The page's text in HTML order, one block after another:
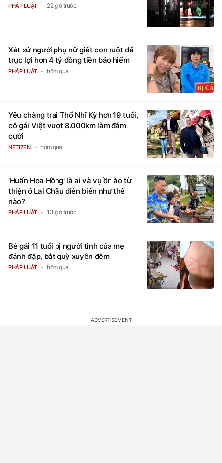
PHÁP LUẬT 22 giờ trước
Xét xử người phụ nữ giết con ruột để
trục lợi hơn 4 tỷ đồng tiền bảo hiểm
PHÁP LUẬT hôm qua
Yêu chàng trai Thổ Nhĩ Kỳ hơn 19 tuổi,
cô gái Việt vượt 8.000km làm đám
cưới
NETIZEN hôm qua
'Huấn Hoa Hồng' là ai và vụ ồn ào từ
thiện ở Lai Châu diễn biến như thế
nào?
PHÁP LUẬT 13 giờ trước
Bé gái 11 tuổi bị người tình của mẹ
đánh đập, bắt quỳ xuyên đêm
PHÁP LUẬT hôm qua